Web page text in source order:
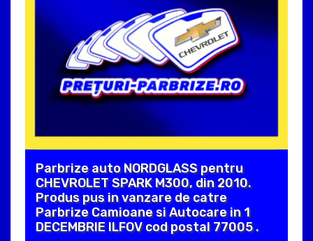
Parbrize auto NORDGLASS pentru
CHEVROLET SPARK M300, din 2010.
Produs pus in vanzare de catre
Parbrize Camioane si Autocare in 1
DECEMBRIE ILFOV cod postal 77005 .